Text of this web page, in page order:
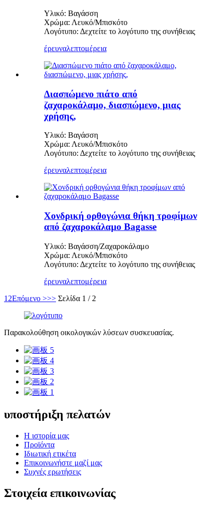
Υλικό: Βαγάσση
Χρώμα: Λευκό/Μπισκότο
Λογότυπο: Δεχτείτε το λογότυπο της συνήθειας
έρευναλεπτομέρεια
Διασπώμενο πιάτο από
ζαχαροκάλαμο, διασπώμενο, μιας
χρήσης,
Υλικό: Βαγάσση
Χρώμα: Λευκό/Μπισκότο
Λογότυπο: Δεχτείτε το λογότυπο της συνήθειας
έρευναλεπτομέρεια
Χονδρική ορθογώνια θήκη τροφίμων
από ζαχαροκάλαμο Bagasse
Υλικό: Βαγάσση/Ζαχαροκάλαμο
Χρώμα: Λευκό/Μπισκότο
Λογότυπο: Δεχτείτε το λογότυπο της συνήθειας
έρευναλεπτομέρεια
1 2Επόμενο >>> Σελίδα 1 / 2
Παρακολούθηση οικολογικών λύσεων συσκευασίας.
υποστήριξη πελατών
Η ιστορία μας
Προϊόντα
Ιδιωτική ετικέτα
Επικοινωνήστε μαζί μας
Συχνές ερωτήσεις
Στοιχεία επικοινωνίας